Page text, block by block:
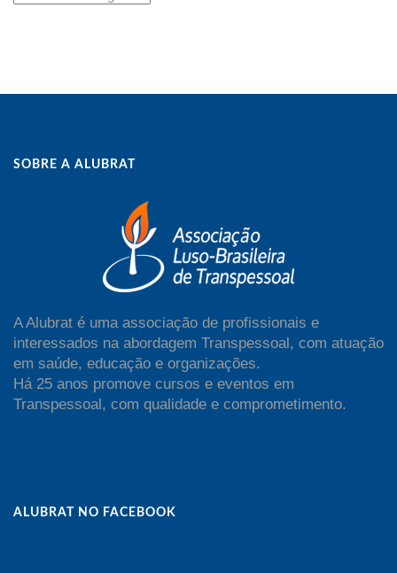
SOBRE A ALUBRAT
A Alubrat é uma associação de profissionais e
interessados na abordagem Transpessoal, com atuação
em saúde, educação e organizações.
Há 25 anos promove cursos e eventos em
Transpessoal, com qualidade e comprometimento.
ALUBRAT NO FACEBOOK